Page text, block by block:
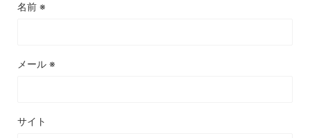
名前 ※
メール ※
サイト